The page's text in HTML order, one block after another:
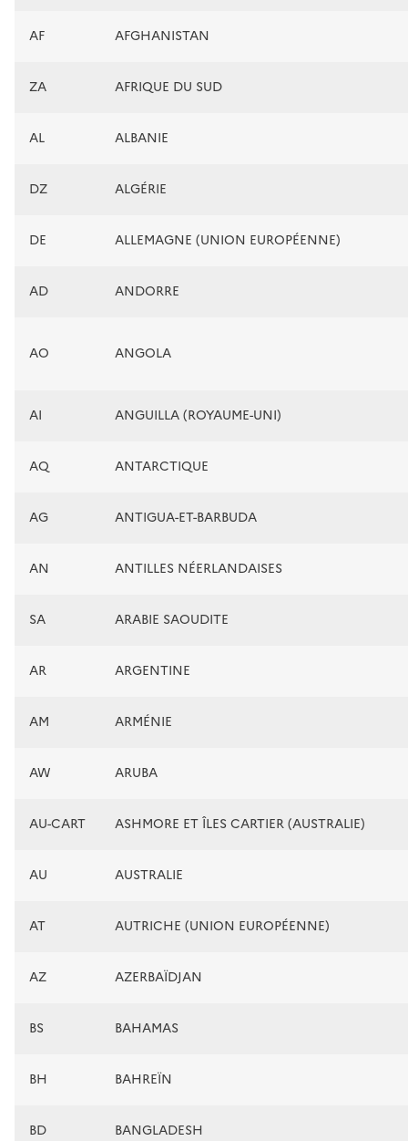
AF AFGHANISTAN
ZA AFRIQUE DU SUD
AL ALBANIE
DZ ALGÉRIE
DE ALLEMAGNE (UNION EUROPÉENNE)
AD ANDORRE
AO ANGOLA
AI ANGUILLA (ROYAUME-UNI)
AQ ANTARCTIQUE
AG ANTIGUA-ET-BARBUDA
AN ANTILLES NÉERLANDAISES
SA ARABIE SAOUDITE
AR ARGENTINE
AM ARMÉNIE
AW ARUBA
AU-CART ASHMORE ET ÎLES CARTIER (AUSTRALIE)
AU AUSTRALIE
AT AUTRICHE (UNION EUROPÉENNE)
AZ AZERBAÏDJAN
BS BAHAMAS
BH BAHREÏN
BD BANGLADESH